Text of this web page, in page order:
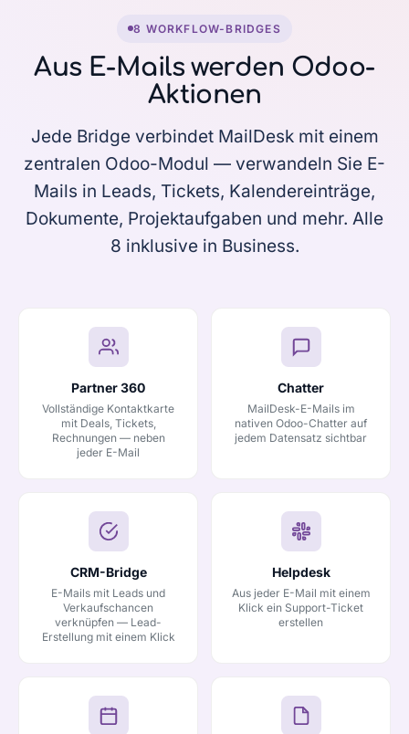
8 WORKFLOW-BRIDGES
Aus E-Mails werden Odoo-
Aktionen
Jede Bridge verbindet MailDesk mit einem
zentralen Odoo-Modul — verwandeln Sie E-
Mails in Leads, Tickets, Kalendereinträge,
Dokumente, Projektaufgaben und mehr. Alle
8 inklusive in Business.
Partner 360
Vollständige Kontaktkarte
mit Deals, Tickets,
Rechnungen — neben
jeder E-Mail
Chatter
MailDesk-E-Mails im
nativen Odoo-Chatter auf
jedem Datensatz sichtbar
CRM-Bridge
E-Mails mit Leads und
Verkaufschancen
verknüpfen — Lead-
Erstellung mit einem Klick
Helpdesk
Aus jeder E-Mail mit einem
Klick ein Support-Ticket
erstellen